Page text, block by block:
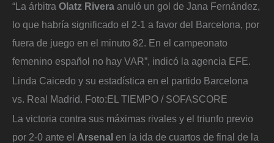
“La árbitra Olatz Rivera anuló un gol de Jana Fernández,
lo que habría significado el 2-1 a favor del Barcelona, por
fuera de juego en el minuto 82. En el campeonato
femenino español no hay VAR”, indicó la agencia EFE.
Linda Caicedo y su estadística en el partido Barcelona
vs. Real Madrid. Foto:EL TIEMPO / SOFASCORE
La victoria contra sus máximas rivales y el triunfo previo
por 2-0 ante el Arsenal en la ida de cuartos de final de la